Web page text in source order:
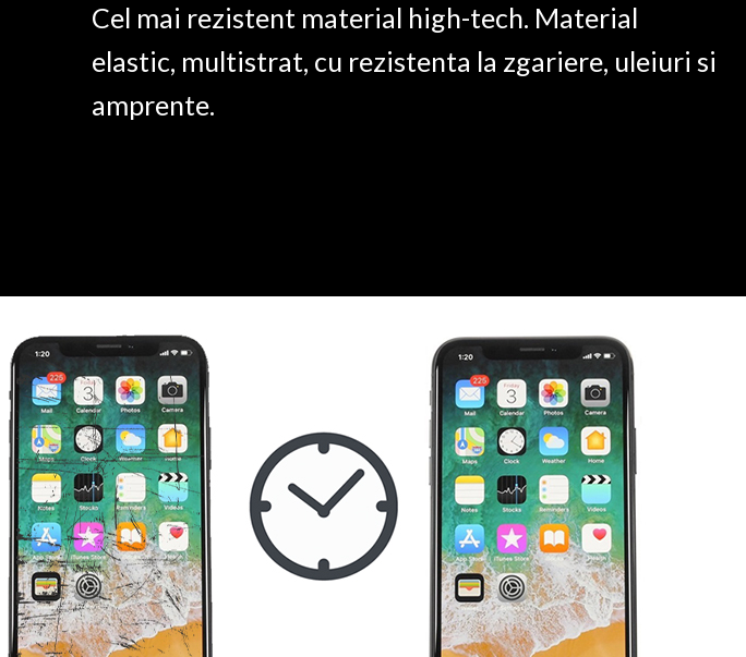
Cel mai rezistent material high-tech. Material
elastic, multistrat, cu rezistenta la zgariere, uleiuri si
amprente.